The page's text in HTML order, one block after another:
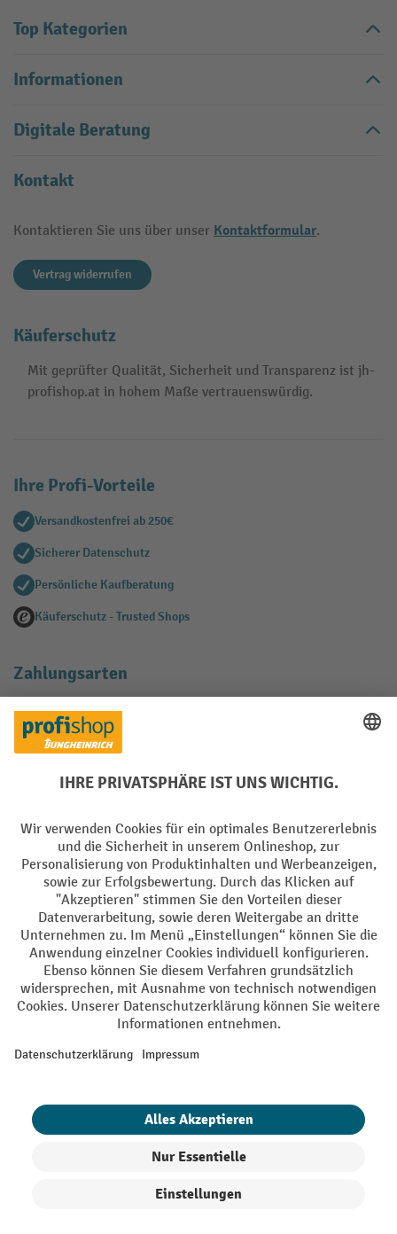
Top Kategorien
Informationen
Digitale Beratung
Kontakt
Kontaktieren Sie uns über unser Kontaktformular.
Vertrag widerrufen
Käuferschutz
Mit geprüfter Qualität, Sicherheit und Transparenz ist jh-
profishop.at in hohem Maße vertrauenswürdig.
Ihre Profi-Vorteile
Versandkostenfrei ab 250€
Sicherer Datenschutz
Persönliche Kaufberatung
Käuferschutz - Trusted Shops
Zahlungsarten
Creditcard (Master)
Facebook
YouTube
LinkedIn
Instagram
AGB Impressum Datenschutz
Barrierefreiheit Privacy Settings
Alle Preise exkl. gesetzl. Mehrwertsteuer zzgl.Versandkosten und ggf.
Nachnahmegebühren, wenn nicht anders angegeben.
¹ Der Rabatt gilt so lange der Vorrat reicht. Der Rabatt gilt nicht auf
Erstregistrierung für den Newsletter gewährt. Der Gutschein ist 10
Tage gültig und kann ab einem Netto-Bestellwert von 250,- € online
eingelöst werden. Die Höhe des Rabatts variiert je nach
Arbeitsschutz | 5% auf Werkstatt, Betrieb, Transport, Stapeln und